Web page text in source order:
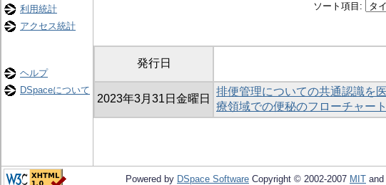
利用統計
アクセス統計
ヘルプ
DSpaceについて
ソート項目:
発行日
2023年3月31日金曜日
排便管理についての共通認識を
療領域での便秘のフローチャー
Powered by DSpace Software Copyright © 2002-2007 MIT and